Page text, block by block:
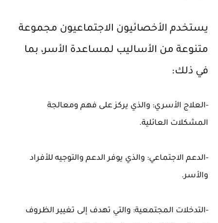
يستخدم الأخصائيون الاجتماعيون مجموعة
متنوعة من الأساليب لمساعدة الأسر، بما
في ذلك:
-العلاج الأسري: والذي يركز على فهم ومعالجة
المشكلات العائلية.
-الدعم الاجتماعي: والذي يوفر الدعم والتوجيه للأفراد
والأسر.
-التدخلات المجتمعية: والتي تهدف إلى تغيير الظروف